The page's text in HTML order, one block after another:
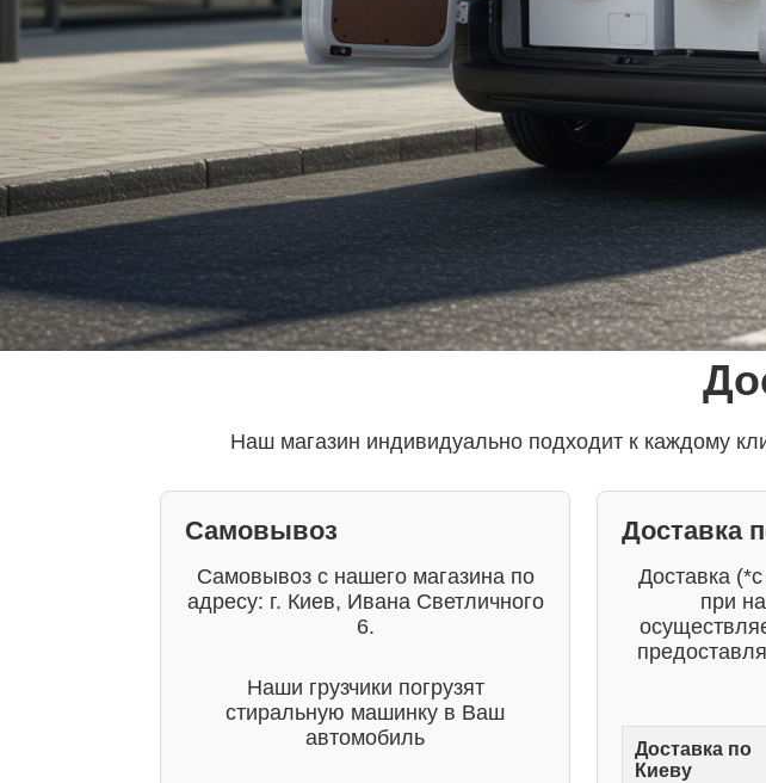
Наш магазин индивидуально подходит к каждому
Самовывоз
Самовывоз с нашего магазина по
адресу: г. Киев, Ивана Светличного
6.
Наши грузчики погрузят
стиральную машинку в Ваш
автомобиль
Доставка
Доставка
при
Доставка по
Киеву